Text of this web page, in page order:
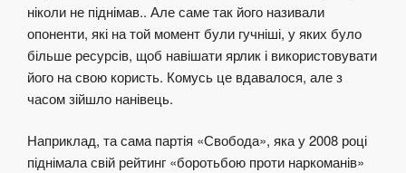
ніколи не піднімав.. Але саме так його називали
опоненти, які на той момент були гучніші, у яких було
більше ресурсів, щоб навішати ярлик і використовувати
його на свою користь. Комусь це вдавалося, але з
часом зійшло нанівець.
Наприклад, та сама партія «Свобода», яка у 2008 році
піднімала свій рейтинг «боротьбою проти наркоманів»